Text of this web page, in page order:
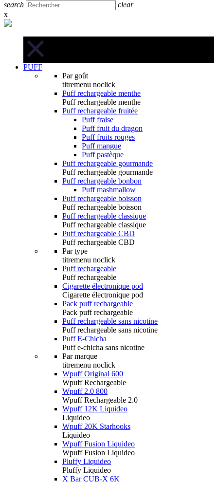
search
clear
x
PUFF
Par goût
titremenu noclick
Puff rechargeable menthe
Puff rechargeable menthe
Puff rechargeable fruitée
Puff fraise
Puff fruit du dragon
Puff fruits rouges
Puff mangue
Puff pastèque
Puff rechargeable gourmande
Puff rechargeable gourmande
Puff rechargeable bonbon
Puff mashmallow
Puff rechargeable boisson
Puff rechargeable boisson
Puff rechargeable classique
Puff rechargeable classique
Puff rechargeable CBD
Puff rechargeable CBD
Par type
titremenu noclick
Puff rechargeable
Puff rechargeable
Cigarette électronique pod
Cigarette électronique pod
Pack puff rechargeable
Pack puff rechargeable
Puff rechargeable sans nicotine
Puff rechargeable sans nicotine
Puff E-Chicha
Puff e-chicha sans nicotine
Par marque
titremenu noclick
Wpuff Original 600
Wpuff Rechargeable
Wpuff 2.0 800
Wpuff Rechargeable 2.0
Wpuff 12K Liquideo
Liquideo
Wpuff 20K Starhooks
Liquideo
Wpuff Fusion Liquideo
Wpuff Fusion Liquideo
Pluffy Liquideo
Pluffy Liquideo
X Bar CUB-X 6K